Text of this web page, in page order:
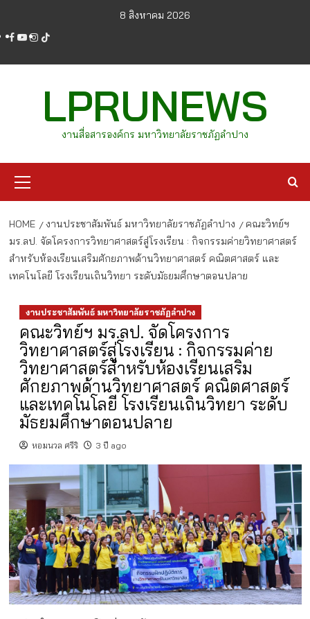
content
8 สิงหาคม 2026
facebook
youtube
instagram
tiktok
LPRUNEWS
งานสื่อสารองค์กร มหาวิทยาลัยราชภัฏลำปาง
Menu
HOME งานประชาสัมพันธ์ มหาวิทยาลัยราชภัฏลำปาง
คณะวิทย์ฯ
มร.ลป. จัดโครงการวิทยาศาสตร์สู่โรงเรียน : กิจกรรมค่ายวิทยาศาสตร์
สำหรับห้องเรียนเสริมศักยภาพด้านวิทยาศาสตร์ คณิตศาสตร์ และ
เทคโนโลยี โรงเรียนเถินวิทยา ระดับมัธยมศึกษาตอนปลาย
งานประชาสัมพันธ์ มหาวิทยาลัยราชภัฏลำปาง
คณะวิทย์ฯ มร.ลป. จัดโครงการ
วิทยาศาสตร์สู่โรงเรียน : กิจกรรมค่าย
วิทยาศาสตร์สำหรับห้องเรียนเสริม
ศักยภาพด้านวิทยาศาสตร์ คณิตศาสตร์
และเทคโนโลยี โรงเรียนเถินวิทยา ระดับ
มัธยมศึกษาตอนปลาย
หอมนวล ศรีริ 3 ปี ago